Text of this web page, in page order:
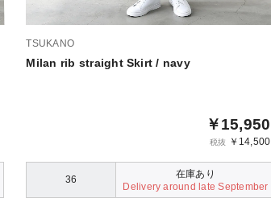
TSUKANO
Milan rib straight Skirt / navy
￥15,950
税抜 ￥14,500
36
在庫あり
Delivery around late September